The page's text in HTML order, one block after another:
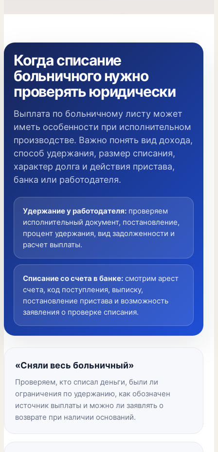
Когда списание
больничного нужно
проверять юридически
Выплата по больничному листу может
иметь особенности при исполнительном
производстве. Важно понять вид дохода,
способ удержания, размер списания,
характер долга и действия пристава,
банка или работодателя.
Удержание у работодателя: проверяем
исполнительный документ, постановление,
процент удержания, вид задолженности и
расчет выплаты.
Списание со счета в банке: смотрим арест
счета, код поступления, выписку,
постановление пристава и возможность
заявления о проверке списания.
«Сняли весь больничный»
Проверяем, кто списал деньги, были ли
ограничения по удержанию, как обозначен
источник выплаты и можно ли заявлять о
возврате при наличии оснований.